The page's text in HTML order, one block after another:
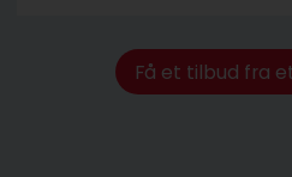
Få et tilbud fra